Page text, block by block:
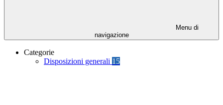
Menu di
navigazione
Categorie
Disposizioni generali 15